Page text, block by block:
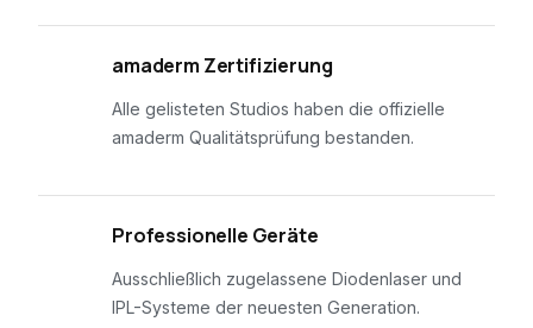
amaderm Zertifizierung
Alle gelisteten Studios haben die offizielle
amaderm Qualitätsprüfung bestanden.
Professionelle Geräte
Ausschließlich zugelassene Diodenlaser und
IPL-Systeme der neuesten Generation.